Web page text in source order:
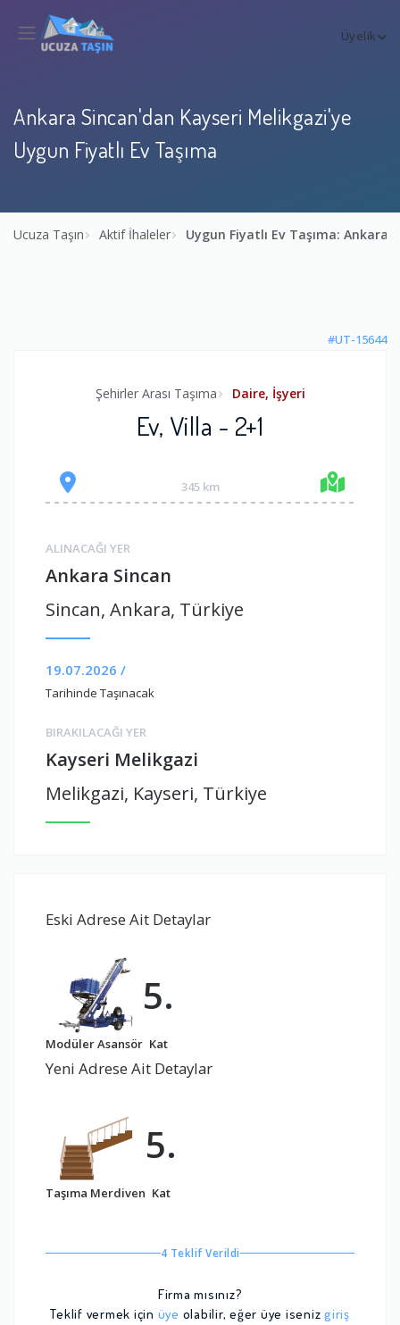
Üyelik
Ankara Sincan'dan Kayseri Melikgazi'ye
Uygun Fiyatlı Ev Taşıma
Ucuza Taşın Aktif İhaleler Uygun Fiyatlı Ev Taşıma:
#UT-15644
Şehirler Arası Taşıma Daire, İşyeri
Ev, Villa - 2+1
345 km
ALINACAĞI YER
Ankara Sincan
Sincan, Ankara, Türkiye
19.07.2026 /
Tarihinde Taşınacak
BIRAKILACAĞI YER
Kayseri Melikgazi
Melikgazi, Kayseri, Türkiye
Eski Adrese Ait Detaylar
Modüler Asansör
5.
Kat
Yeni Adrese Ait Detaylar
Taşıma Merdiven
5.
Kat
4 Teklif Verildi
Firma mısınız?
Teklif vermek için üye olabilir, eğer üye iseniz giriş